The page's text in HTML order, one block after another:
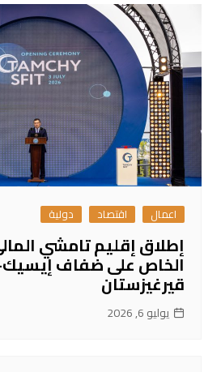
اعمال اقتصاد دولية
إطلاق إقليم تامشي
الخاص على ضفاف
قيرغيزستان
يوليو 6, 2026